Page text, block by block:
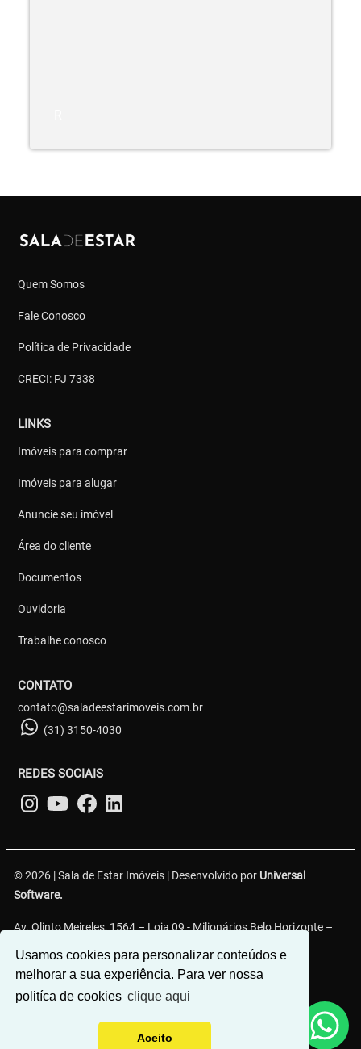
Usamos cookies para personalizar conteúdos e
melhorar a sua experiência. Para ver nossa
politíca de cookies clique aqui
Aceito
Quem Somos
Fale Conosco
Política de Privacidade
CRECI: PJ 7338
LINKS
Imóveis para comprar
Imóveis para alugar
Anuncie seu imóvel
Área do cliente
Documentos
Ouvidoria
Trabalhe conosco
CONTATO
contato@saladeestarimoveis.com.br
(31) 3150-4030
REDES SOCIAIS
© 2026 | Sala de Estar Imóveis | Desenvolvido por Universal
Software.
Av. Olinto Meireles, 1564 – Loja 09 - Milionários Belo Horizonte –